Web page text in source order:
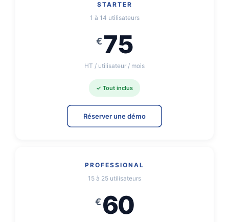
STARTER
1 à 14 utilisateurs
€75
HT / utilisateur / mois
✓ Tout inclus
Réserver une démo
PROFESSIONAL
15 à 25 utilisateurs
€ 60